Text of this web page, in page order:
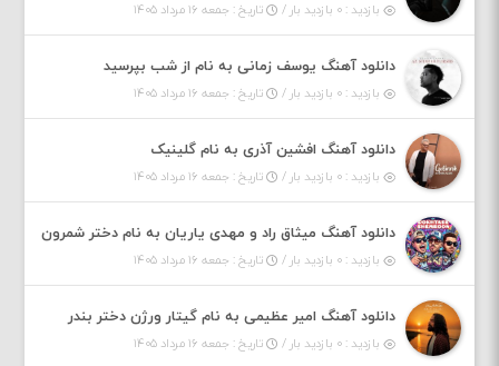
بازدید : ۰ بازدید بار / تاریخ : جمعه ۱۶ مرداد ۱۴۰۵
دانلود آهنگ یوسف زمانی به نام از شب بپرسید
بازدید : ۰ بازدید بار / تاریخ : جمعه ۱۶ مرداد ۱۴۰۵
دانلود آهنگ افشین آذری به نام گلینیک
بازدید : ۰ بازدید بار / تاریخ : جمعه ۱۶ مرداد ۱۴۰۵
دانلود آهنگ میثاق راد و مهدی یاریان به نام دختر شمرون
بازدید : ۰ بازدید بار / تاریخ : جمعه ۱۶ مرداد ۱۴۰۵
دانلود آهنگ امیر عظیمی به نام گیتار ورژن دختر بندر
بازدید : ۰ بازدید بار / تاریخ : جمعه ۱۶ مرداد ۱۴۰۵